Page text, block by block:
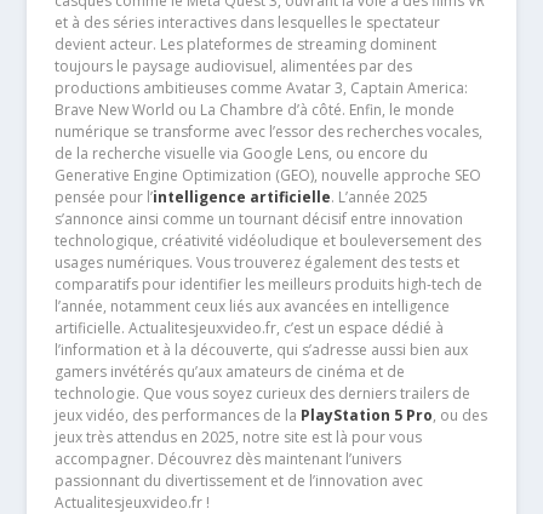
et à des séries interactives dans lesquelles le spectateur
devient acteur. Les plateformes de streaming dominent
toujours le paysage audiovisuel, alimentées par des
productions ambitieuses comme Avatar 3, Captain America:
Brave New World ou La Chambre d’à côté. Enfin, le monde
numérique se transforme avec l’essor des recherches vocales,
de la recherche visuelle via Google Lens, ou encore du
Generative Engine Optimization (GEO), nouvelle approche SEO
pensée pour l’intelligence artificielle. L’année 2025
s’annonce ainsi comme un tournant décisif entre innovation
technologique, créativité vidéoludique et bouleversement des
usages numériques. Vous trouverez également des tests et
comparatifs pour identifier les meilleurs produits high-tech de
l’année, notamment ceux liés aux avancées en intelligence
artificielle. Actualitesjeuxvideo.fr, c’est un espace dédié à
l’information et à la découverte, qui s’adresse aussi bien aux
gamers invétérés qu’aux amateurs de cinéma et de
technologie. Que vous soyez curieux des derniers trailers de
jeux vidéo, des performances de la PlayStation 5 Pro, ou des
jeux très attendus en 2025, notre site est là pour vous
accompagner. Découvrez dès maintenant l’univers
passionnant du divertissement et de l’innovation avec
Actualitesjeuxvideo.fr !